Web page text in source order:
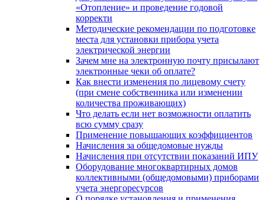
«Отопление» и проведение годовой
корректи
Методические рекомендации по подготовке
места для установки прибора учета
электрической энергии
Зачем мне на электронную почту присылают
электронные чеки об оплате?
Как внести изменения по лицевому счету
(при смене собственника или изменении
количества проживающих)
Что делать если нет возможности оплатить
всю сумму сразу
Применение повышающих коэффициентов
Начисления за общедомовые нужды
Начисления при отсутствии показаний ИПУ
Оборудование многоквартирных домов
коллективными (общедомовыми) приборами
учета энергоресурсов